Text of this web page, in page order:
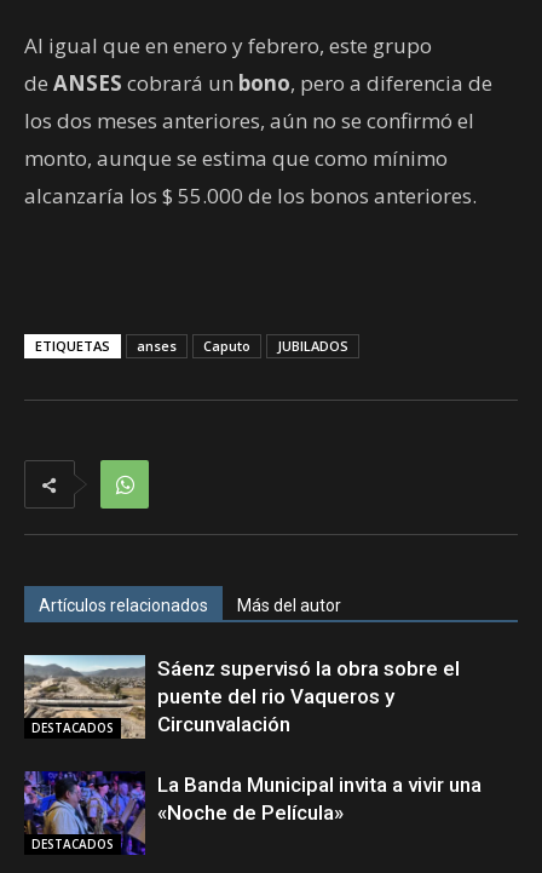
Al igual que en enero y febrero, este grupo
de ANSES cobrará un bono, pero a diferencia de
los dos meses anteriores, aún no se confirmó el
monto, aunque se estima que como mínimo
alcanzaría los $ 55.000 de los bonos anteriores.
ETIQUETAS anses Caputo JUBILADOS
Artículos relacionados Más del autor
DESTACADOS
Sáenz supervisó la obra sobre el
puente del rio Vaqueros y
Circunvalación
DESTACADOS
La Banda Municipal invita a vivir una
«Noche de Película»